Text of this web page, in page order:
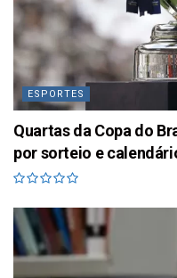
ESPORTES
Quartas da Copa do
por sorteio e